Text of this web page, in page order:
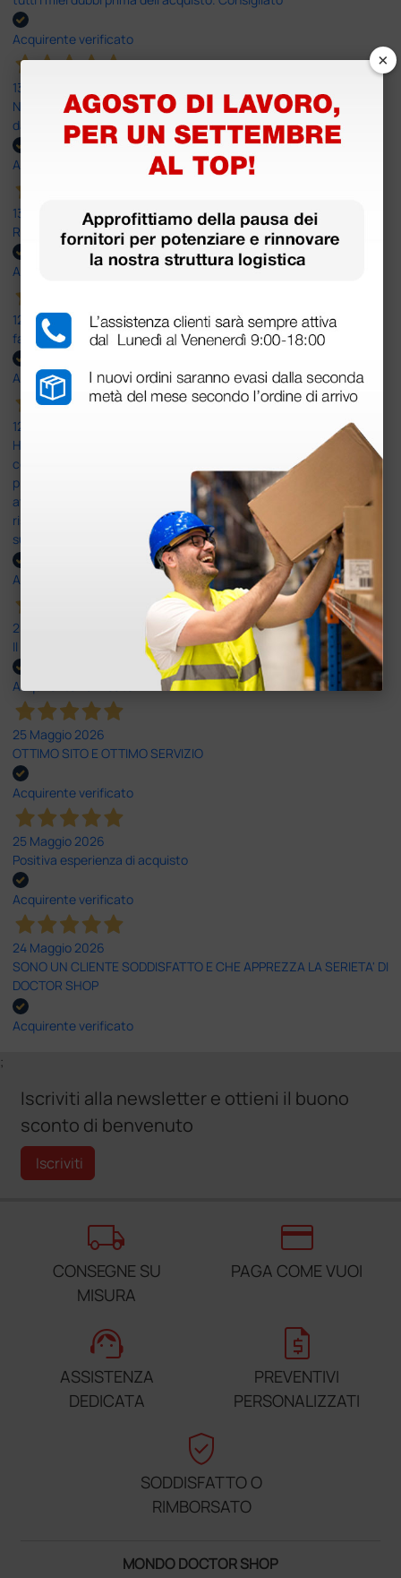
Acquirente verificato
13 Luglio 2026
Nulla da eccepire. Tutto estremamente chiaro e corretto,
dall’ordine alla consegna.
Acquirente verificato
13 Luglio 2026
Rapidi, disponibili ben forniti
Acquirente verificato
12 Giugno 2026
facilità di acquisto e puntualità
Acquirente verificato
12 Giugno 2026
Ho avuto un problema con la consegna, il pacco non è stato
consegnato ma messo in giacenza. Il problema è stato
prontamente risolto dal servizio clienti. Altro problema il codice di
attivazione del software per il PC non corretto e anche questo
risolto in modo rapido professionale e immediato. Assistenza
super disponibile e professionale più che 5 stelle
Acquirente verificato
25 Maggio 2026
Il servizio e’ risultato buono, anche i tempi di consegna
Acquirente verificato
25 Maggio 2026
OTTIMO SITO E OTTIMO SERVIZIO
Acquirente verificato
25 Maggio 2026
Positiva esperienza di acquisto
Acquirente verificato
24 Maggio 2026
SONO UN CLIENTE SODDISFATTO E CHE APPREZZA LA SERIETA' DI
DOCTOR SHOP
Acquirente verificato
;
Iscriviti alla newsletter e ottieni il buono
sconto di benvenuto
Iscriviti
local_shipping
CONSEGNE SU
MISURA
credit_card
PAGA COME VUOI
support_agent
ASSISTENZA
DEDICATA
request_quote
PREVENTIVI
PERSONALIZZATI
verified_user
SODDISFATTO O
RIMBORSATO
MONDO DOCTOR SHOP
×